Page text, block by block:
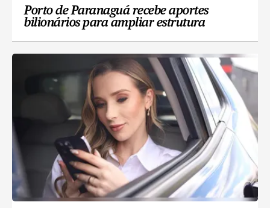
Porto de Paranaguá recebe aportes
bilionários para ampliar estrutura